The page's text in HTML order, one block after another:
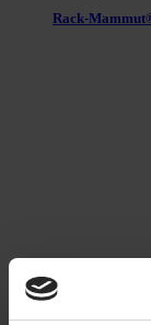
Rack-